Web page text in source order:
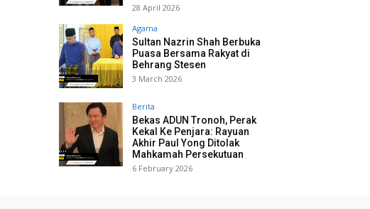
28 April 2026
Agama
Sultan Nazrin Shah Berbuka
Puasa Bersama Rakyat di
Behrang Stesen
3 March 2026
Berita
Bekas ADUN Tronoh, Perak
Kekal Ke Penjara: Rayuan
Akhir Paul Yong Ditolak
Mahkamah Persekutuan
6 February 2026